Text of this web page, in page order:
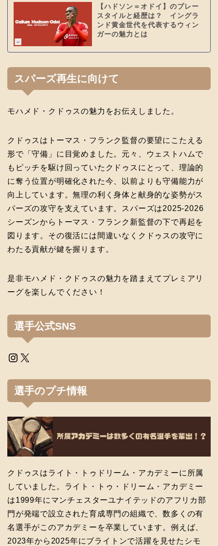
【ハドソン＝オドイ】のプレー
スタイルと経歴は？ イングラ
ンド黄金世代を代表するウィン
ガーの魅力とは
スパーズ再生に向けて
モハメド・クドゥスの魅力をお伝えしました。
クドゥスはトーマス・フランク監督の要望にこたえる
形で「守備」に目覚めました。元々、ウェストハムで
もピッチを駆け回っていたクドゥスにとって、理論的
に奪う位置が明確化された今、以前よりも守備能力が
向上しています。無理の利く身体と献身的な姿勢がス
パーズの攻守を支えています。スパーズは2025-2026
シーズンからトーマス・フランク新監督の下で再起を
図ります。その復活には間違いなくクドゥスの攻守に
わたる貢献が鍵を握ります。
是非モハメド・クドゥスの魅力を踏まえてプレミアリ
ーグを楽しんでください！
選手公式SNS
Instagram
X
選手のプチ情報
クドゥスはライト・トゥドリーム・アカデミーに所属
していました。ライト・トゥ・ドリーム・アカデミー
は1999年にマンチェスターユナイテッドのアフリカ部
門が発端で設立された育成専門の組織で、数多くの有
名選手がこのアカデミーを卒業しています。例えば、
2023年から2025年にブライトンで活躍を見せたシモ